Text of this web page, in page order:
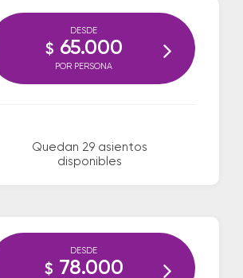
Quedan 29 asientos
disponibles
DESDE
$ 65.000
POR PERSONA
DESDE
$ 78.000